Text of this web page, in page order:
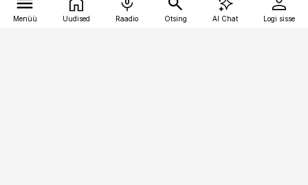
Menüü Uudised Raadio Otsing AI Chat Logi sisse